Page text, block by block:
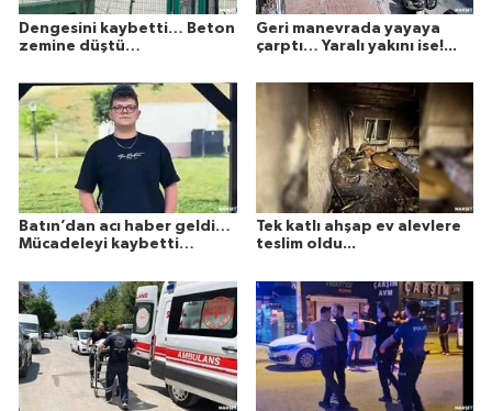
Dengesini kaybetti… Beton
zemine düştü…
Geri manevrada yayaya
çarptı… Yaralı yakını ise!...
Batın’dan acı haber geldi…
Mücadeleyi kaybetti…
Tek katlı ahşap ev alevlere
teslim oldu...